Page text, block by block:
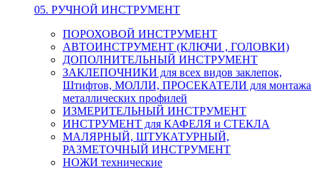
05. РУЧНОЙ ИНСТРУМЕНТ
ПОРОХОВОЙ ИНСТРУМЕНТ
АВТОИНСТРУМЕНТ (КЛЮЧИ , ГОЛОВКИ)
ДОПОЛНИТЕЛЬНЫЙ ИНСТРУМЕНТ
ЗАКЛЕПОЧНИКИ для всех видов заклепок,
Штифтов, МОЛЛИ, ПРОСЕКАТЕЛИ для монтажа
металлических профилей
ИЗМЕРИТЕЛЬНЫЙ ИНСТРУМЕНТ
ИНСТРУМЕНТ для КАФЕЛЯ и СТЕКЛА
МАЛЯРНЫЙ, ШТУКАТУРНЫЙ,
РАЗМЕТОЧНЫЙ ИНСТРУМЕНТ
НОЖИ технические